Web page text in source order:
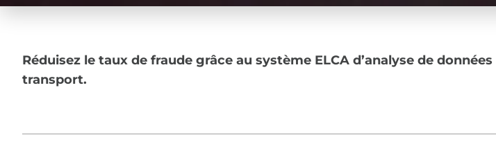
Réduisez le taux de fraude grâce au système ELCA d’analyse de
transport.